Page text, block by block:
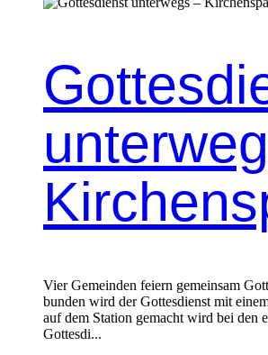
Vier Gemein­den feiern gemein­sam
bun­den wird der Gottes­di­enst mit
auf dem Sta­tion gemacht wird bei den
Gottes­di...